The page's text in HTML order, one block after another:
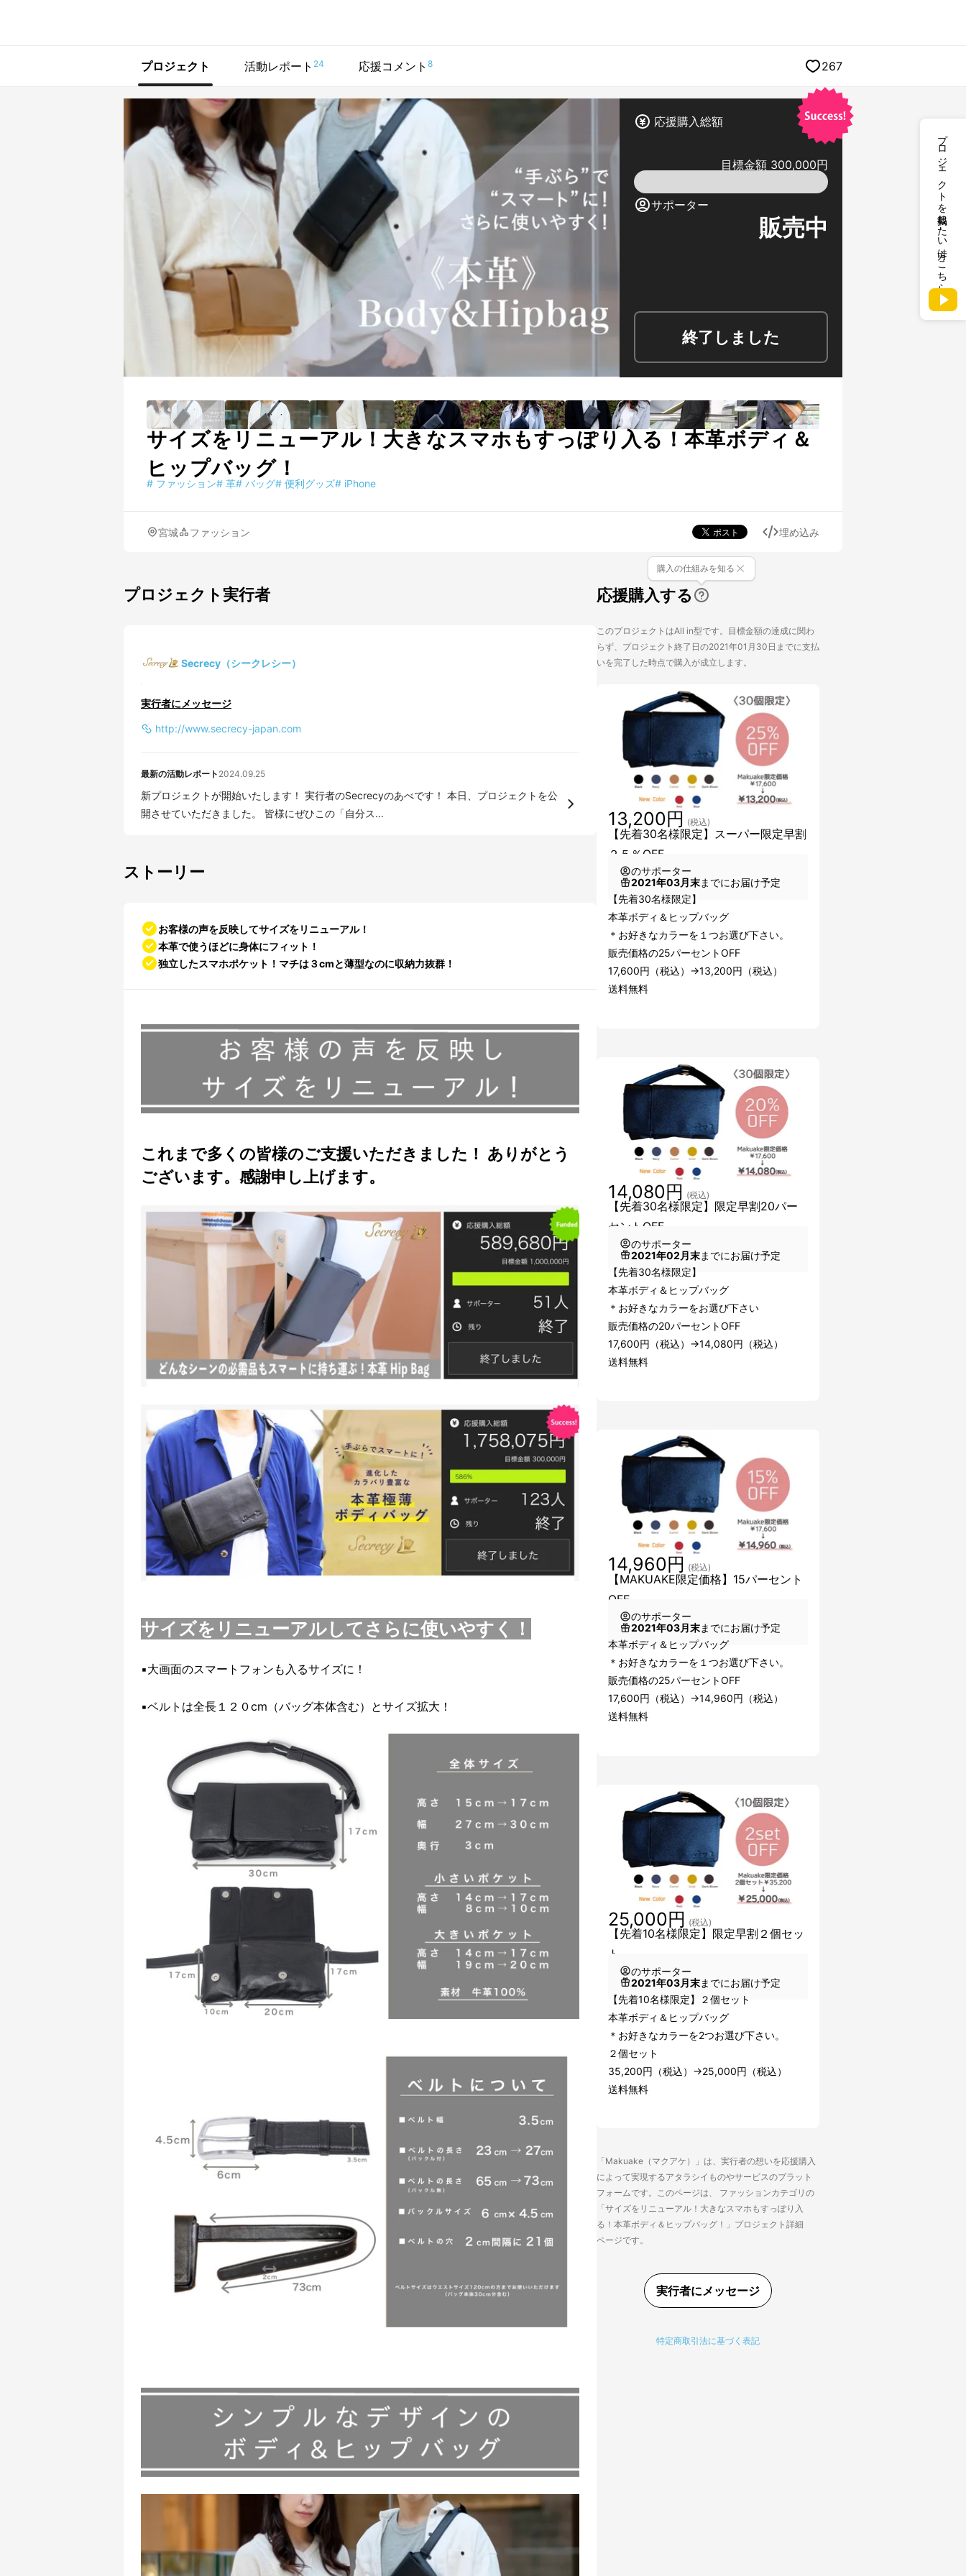
プロジェクトを掲載したい方はこちら
プロジェクト 活動レポート 24 応援コメント 8 267
応援購入総額
目標金額 300,000円
サポーター
販売中
終了しました
サイズをリニューアル！大きなスマホもすっぽり入る！本革ボディ＆
ヒップバッグ！
# ファッション# 革# バッグ# 便利グッズ# iPhone
宮城 ファッション 埋め込み
プロジェクト実行者
Secrecy（シークレシー）
実行者にメッセージ
http://www.secrecy-japan.com
最新の活動レポート 2024.09.25
新プロジェクトが開始いたします！ 実行者のSecrecyのあべです！ 本日、プロジェクトを公
開させていただきました。 皆様にぜひこの「自分ス...
ストーリー
お客様の声を反映してサイズをリニューアル！
本革で使うほどに身体にフィット！
独立したスマホポケット！マチは３cmと薄型なのに収納力抜群！
これまで多くの皆様のご支援いただきました！ ありがとう
ございます。感謝申し上げます。
サイズをリニューアルしてさらに使いやすく！
▪️大画面のスマートフォンも入るサイズに！
▪️ベルトは全長１２０cm（バッグ本体含む）とサイズ拡大！
応援購入する
購入の仕組みを知る
このプロジェクトはAll in型です。目標金額の達成に関わ
らず、プロジェクト終了日の2021年01月30日までに支払
いを完了した時点で購入が成立します。
【先着30名様限定】スーパー限定早割
２５％OFF
13,200円 (税込)
のサポーター
2021年03月末までにお届け予定
【先着30名様限定】
本革ボディ＆ヒップバッグ
＊お好きなカラーを１つお選び下さい。
販売価格の25パーセントOFF
17,600円（税込）→13,200円（税込）
送料無料
【先着30名様限定】限定早割20パー
セントOFF
14,080円 (税込)
のサポーター
2021年02月末までにお届け予定
【先着30名様限定】
本革ボディ＆ヒップバッグ
＊お好きなカラーをお選び下さい
販売価格の20パーセントOFF
17,600円（税込）→14,080円（税込）
送料無料
【MAKUAKE限定価格】15パーセント
OFF
14,960円 (税込)
のサポーター
2021年03月末までにお届け予定
本革ボディ＆ヒップバッグ
＊お好きなカラーを１つお選び下さい。
販売価格の25パーセントOFF
17,600円（税込）→14,960円（税込）
送料無料
【先着10名様限定】限定早割２個セッ
ト
25,000円 (税込)
のサポーター
2021年03月末までにお届け予定
【先着10名様限定】２個セット
本革ボディ＆ヒップバッグ
＊お好きなカラーを2つお選び下さい。
２個セット
35,200円（税込）→25,000円（税込）
送料無料
「Makuake（マクアケ）」は、実行者の想いを応援購入
によって実現するアタラシイものやサービスのプラット
フォームです。このページは、 ファッションカテゴリの
「サイズをリニューアル！大きなスマホもすっぽり入
る！本革ボディ＆ヒップバッグ！」プロジェクト詳細
ページです。
実行者にメッセージ
特定商取引法に基づく表記